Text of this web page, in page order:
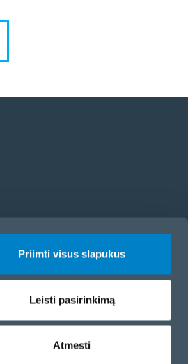
Priimti visus slapukus
Leisti pasirinkimą
Atmesti